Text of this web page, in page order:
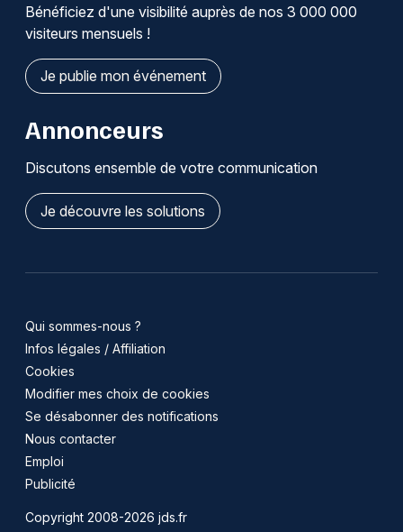
Bénéficiez d'une visibilité auprès de nos 3 000 000
visiteurs mensuels !
Je publie mon événement
Annonceurs
Discutons ensemble de votre communication
Je découvre les solutions
Qui sommes-nous ?
Infos légales / Affiliation
Cookies
Modifier mes choix de cookies
Se désabonner des notifications
Nous contacter
Emploi
Publicité
Copyright 2008-2026 jds.fr